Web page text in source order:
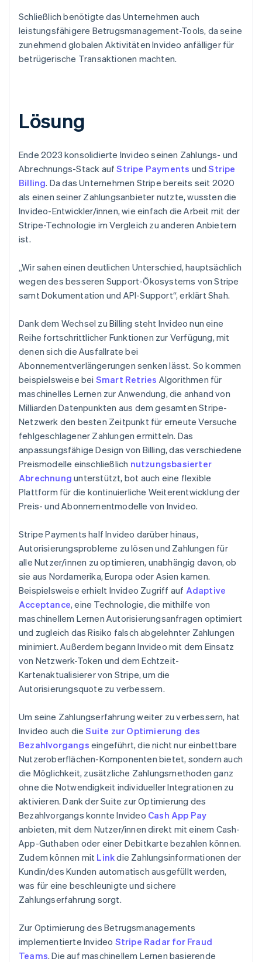
Schließlich benötigte das Unternehmen auch
leistungsfähigere Betrugsmanagement-Tools, da seine
zunehmend globalen Aktivitäten Invideo anfälliger für
betrügerische Transaktionen machten.
Lösung
Ende 2023 konsolidierte Invideo seinen Zahlungs- und
Abrechnungs-Stack aufStripe Payments undStripe
Billing. Da das Unternehmen Stripe bereits seit 2020
als einen seiner Zahlungsanbieter nutzte, wussten die
Invideo-Entwickler/innen, wie einfach die Arbeit mit der
Stripe-Technologie im Vergleich zu anderen Anbietern
ist.
„Wir sahen einen deutlichen Unterschied, hauptsächlich
wegen des besseren Support-Ökosystems von Stripe
samt Dokumentation und API-Support“, erklärt Shah.
Dank dem Wechsel zu Billing steht Invideo nun eine
Reihe fortschrittlicher Funktionen zur Verfügung, mit
denen sich die Ausfallrate bei
Abonnementverlängerungen senken lässt. So kommen
beispielsweise bei Smart Retries Algorithmen für
maschinelles Lernen zur Anwendung, die anhand von
Milliarden Datenpunkten aus dem gesamten Stripe-
Netzwerk den besten Zeitpunkt für erneute Versuche
fehlgeschlagener Zahlungen ermitteln. Das
anpassungsfähige Design von Billing, das verschiedene
Preismodelle einschließlich nutzungsbasierter
Abrechnung unterstützt, bot auch eine flexible
Plattform für die kontinuierliche Weiterentwicklung der
Preis- und Abonnementmodelle von Invideo.
Stripe Payments half Invideo darüber hinaus,
Autorisierungsprobleme zu lösen und Zahlungen für
alle Nutzer/innen zu optimieren, unabhängig davon, ob
sie aus Nordamerika, Europa oder Asien kamen.
Beispielsweise erhielt Invideo Zugriff auf Adaptive
Acceptance, eine Technologie, die mithilfe von
maschinellem Lernen Autorisierungsanfragen optimiert
und zugleich das Risiko falsch abgelehnter Zahlungen
minimiert. Außerdem begann Invideo mit dem Einsatz
von Netzwerk-Token und dem Echtzeit-
Kartenaktualisierer von Stripe, um die
Autorisierungsquote zu verbessern.
Um seine Zahlungserfahrung weiter zu verbessern, hat
Invideo auch dieSuite zur Optimierung des
Bezahlvorgangs eingeführt, die nicht nur einbettbare
Nutzeroberflächen-Komponenten bietet, sondern auch
die Möglichkeit, zusätzliche Zahlungsmethoden ganz
ohne die Notwendigkeit individueller Integrationen zu
aktivieren. Dank der Suite zur Optimierung des
Bezahlvorgangs konnte Invideo Cash App Pay
anbieten, mit dem Nutzer/innen direkt mit einem Cash-
App-Guthaben oder einer Debitkarte bezahlen können.
Zudem können mit Linkdie Zahlungsinformationen der
Kundin/des Kunden automatisch ausgefüllt werden,
was für eine beschleunigte und sichere
Zahlungserfahrung sorgt.
Zur Optimierung des Betrugsmanagements
implementierte Invideo Stripe Radar for Fraud
Teams. Die auf maschinellem Lernen basierende